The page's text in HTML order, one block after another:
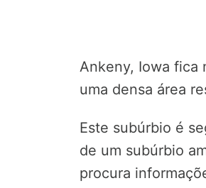
Ankeny, Iowa fica
uma densa área
Este subúrbio é
de um subúrbio
procura